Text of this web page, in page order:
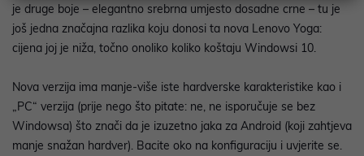
je druge boje – elegantno srebrna umjesto dosadne crne – tu je
još jedna značajna razlika koju donosi ta nova Lenovo Yoga:
cijena joj je niža, točno onoliko koliko koštaju Windowsi 10.
Nova verzija ima manje-više iste hardverske karakteristike kao i
„PC“ verzija (prije nego što pitate: ne, ne isporučuje se bez
Windowsa) što znači da je izuzetno jaka za Android (koji zahtjeva
manje snažan hardver). Bacite oko na konfiguraciju i uvjerite se.